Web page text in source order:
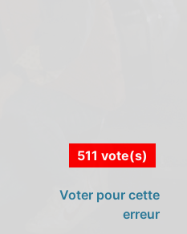
511 vote(s)
Voter pour cette
erreur